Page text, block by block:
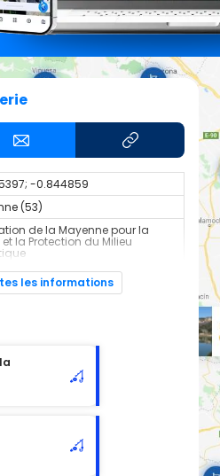
-0.844859
(53)
de la Mayenne pour la
et la Protection du Milieu
carpe, poisson blanc
les informations